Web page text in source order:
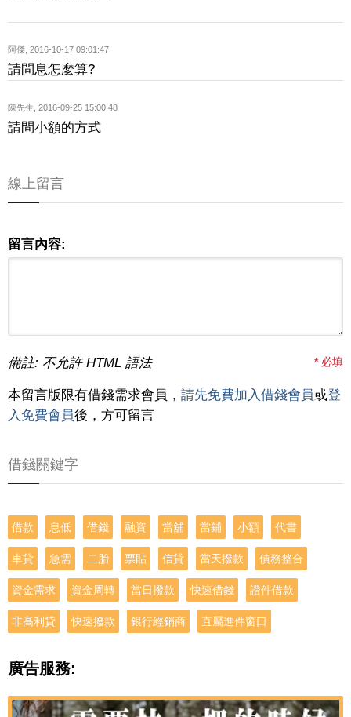
阿傑 2016-10-17 09:01:47
請問息怎麼算?
陳先生 2016-09-25 15:00:48
請問小額的方式
線上留言
留言內容:
備註: 不允許 HTML 語法 *必填
本留言版限有借錢需求會員， 請先免費加入借錢會員或登
入免費會員後，方可留言
借錢關鍵字
借款 息低 借錢 融資 當舖 當鋪 小額 代書
車貸 急需 二胎 票貼 信貸 當天撥款 債務整合
資金需求 資金周轉 當日撥款 快速借錢 證件借款
非高利貸 快速撥款 銀行經銷商 直屬進件窗口
廣告服務: